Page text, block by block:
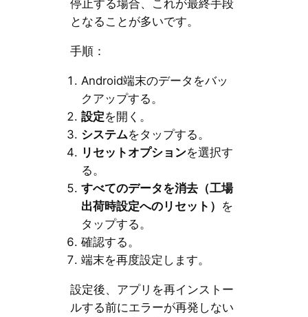
停止する場合、これが最終手段
となることが多いです。
手順：
Android端末のデータをバッ
クアップする。
設定を開く。
システムをタップする。
リセットオプションを選択す
る。
すべてのデータを消去（工場
出荷時設定へのリセット） を
タップする。
確認する。
端末を再度設定します。
設定後、アプリを再インストー
ルする前にエラーが再発しない